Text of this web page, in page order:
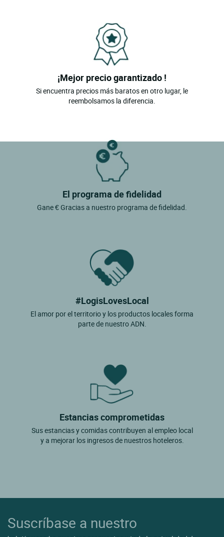
¡Mejor precio garantizado !
Si encuentra precios más baratos en otro lugar, le
reembolsamos la diferencia.
El programa de fidelidad
Gane € Gracias a nuestro programa de fidelidad.
#LogisLovesLocal
El amor por el territorio y los productos locales forma
parte de nuestro ADN.
Estancias comprometidas
Sus estancias y comidas contribuyen al empleo local
y a mejorar los ingresos de nuestros hoteleros.
Suscríbase a nuestro